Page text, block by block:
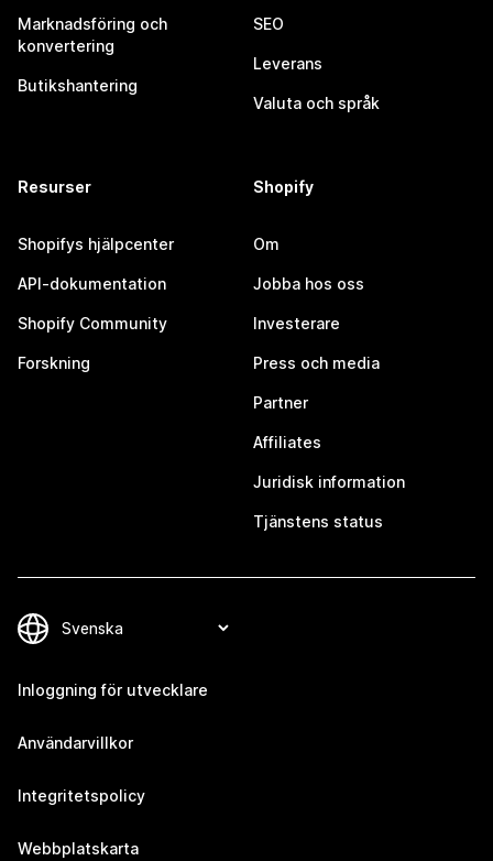
Marknadsföring och
konvertering
Butikshantering
SEO
Leverans
Valuta och språk
Resurser
Shopifys hjälpcenter
API-dokumentation
Shopify Community
Forskning
Shopify
Om
Jobba hos oss
Investerare
Press och media
Partner
Affiliates
Juridisk information
Tjänstens status
Inloggning för utvecklare
Användarvillkor
Integritetspolicy
Webbplatskarta